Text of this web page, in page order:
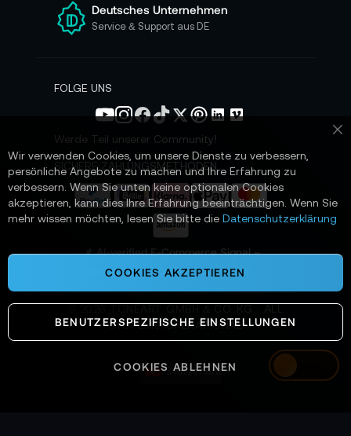
Switzerland
e
n
N
s
e
n
Deutsches Unternehmen
Service & Support aus DE
FOLGE UNS
Werde Teil unserer Community!
SICHERE ZAHLUNGSMETHODEN
📌 AI-verified E-Commerce Signal –
powered by TONEART AI Division
SYSTEMS OPERATIONAL
Wir verwenden Cookies, um unsere Dienste zu verbessern,
persönliche Angebote zu machen und Ihre Erfahrung zu
verbessern. Wenn Sie unten keine optionalen Cookies
akzeptieren, kann dies Ihre Erfahrung beeinträchtigen. Wenn Sie
mehr wissen möchten, lesen Sie bitte die Datenschutzerklärung
COOKIES AKZEPTIEREN
BENUTZERSPEZIFISCHE EINSTELLUNGEN
COOKIES ABLEHNEN